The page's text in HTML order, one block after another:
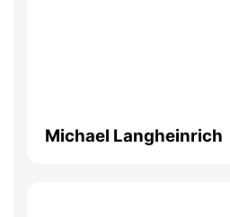
Michael Langheinrich